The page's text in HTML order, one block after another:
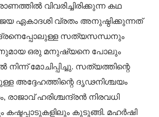
വിവരിച്ചിരിക്കുന്ന കഥ
ഏകാദശി വ്രതം അനുഷ്ഠിക്കുന്നത്
സത്യസന്ധനും
ഒരു മനുഷ്യനെ പോലും
നിന്ന് മോചിപ്പിച്ചു. സത്യത്തിന്റെ
അദ്ദേഹത്തിന്റെ ദൃഢനിശ്ചയം
രാജാവ് ഹരിശ്ചന്ദ്രൻ നിരവധി
കഷ്ടപ്പാടുകളിലും കുടുങ്ങി. മഹർഷി